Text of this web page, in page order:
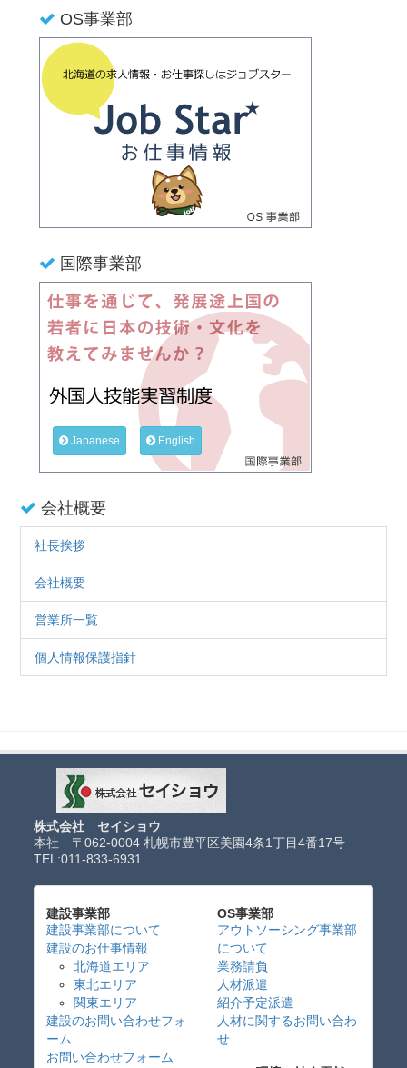
OS事業部
国際事業部
English
Japanese
会社概要
社長挨拶
会社概要
営業所一覧
個人情報保護指針
株式会社 セイショウ
本社 〒062-0004 札幌市豊平区美園4条1丁目4番17号
TEL:011-833-6931
建設事業部
建設事業部について
建設のお仕事情報
北海道エリア
東北エリア
関東エリア
建設のお問い合わせフォ
ーム
お問い合わせフォーム
OS事業部
アウトソーシング事業部
について
業務請負
人材派遣
紹介予定派遣
人材に関するお問い合わ
せ